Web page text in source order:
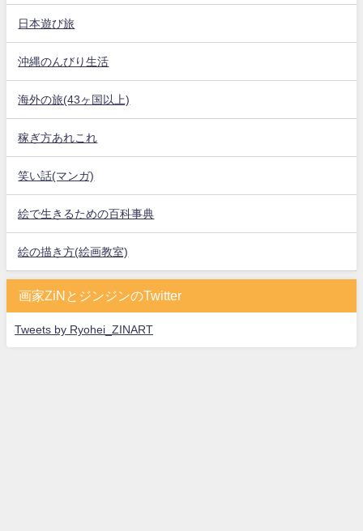
日本遊び旅
沖縄のんびり生活
海外の旅(43ヶ国以上)
稼ぎ方あれこれ
笑い話(マンガ)
絵で生きるための百科事典
絵の描き方(絵画教室)
画家ZiNとジンジンのTwitter
Tweets by Ryohei_ZINART